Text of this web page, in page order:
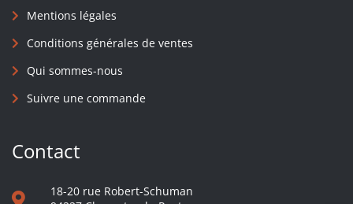
Mentions légales
Conditions générales de ventes
Qui sommes-nous
Suivre une commande
Contact
18-20 rue Robert-Schuman